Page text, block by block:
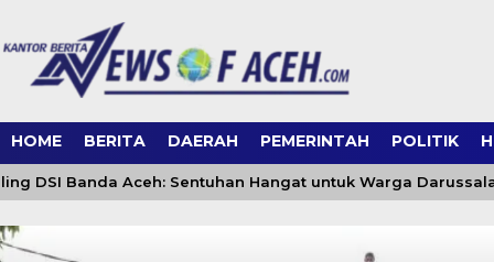
HOME BERITA DAERAH PEMERINTAH POLITIK
Banda Aceh: Sentuhan Hangat untuk Warga Darussalam